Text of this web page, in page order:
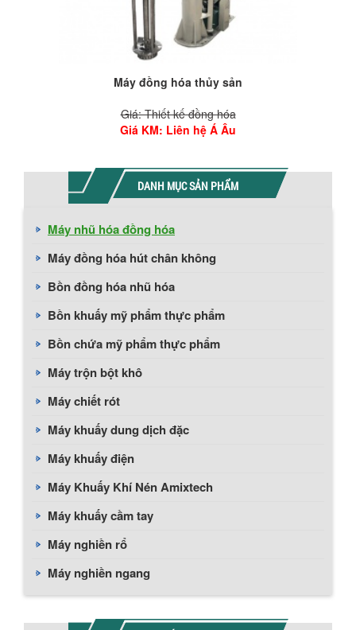
Máy đồng hóa thủy sản
Giá: Thiết kế đồng hóa
Giá KM: Liên hệ Á Âu
DANH MỤC SẢN PHẨM
Máy nhũ hóa đồng hóa
Máy đồng hóa hút chân không
Bồn đồng hóa nhũ hóa
Bồn khuấy mỹ phẩm thực phẩm
Bồn chứa mỹ phẩm thực phẩm
Máy trộn bột khô
Máy chiết rót
Máy khuấy dung dịch đặc
Máy khuấy điện
Máy Khuấy Khí Nén Amixtech
Máy khuấy cầm tay
Máy nghiền rổ
Máy nghiền ngang